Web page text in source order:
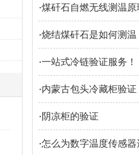
·煤矸石自燃无线测温原
·烧结煤矸石是如何测温
·一站式冷链验证服务！
·内蒙古包头冷藏柜验证
·阴凉柜的验证
·怎么为数字温度传感